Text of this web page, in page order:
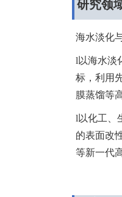
研究领
海水淡化
l 以海水淡
标，利用
膜蒸馏等
l 以化工、
的表面改
等新一代